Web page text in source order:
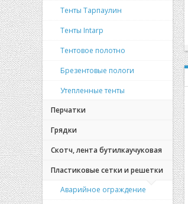
Тенты Тарпаулин
Тенты Intarp
Тентовое полотно
Брезентовые пологи
Утепленные тенты
Перчатки
Грядки
Скотч, лента бутилкаучуковая
Пластиковые сетки и решетки
Аварийное ограждение